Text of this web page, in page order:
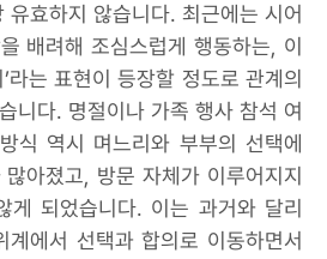
유효하지 않습니다. 최근에는 시어
배려해 조심스럽게 행동하는, 이
라는 표현이 등장할 정도로 관계의
니다. 명절이나 가족 행사 참석 여
식 역시 며느리와 부부의 선택에
아졌고, 방문 자체가 이루어지지
게 되었습니다. 이는 과거와 달리
에서 선택과 합의로 이동하면서